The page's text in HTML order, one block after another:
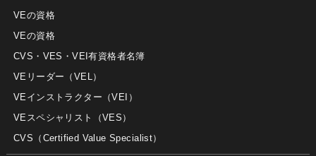
VEの資格
VEの資格
CVS・VES・VEI有資格者名簿
VEリーダー（VEL）
VEインストラクター（VEI）
VEスペシャリスト（VES）
CVS（Certified Value Specialist）